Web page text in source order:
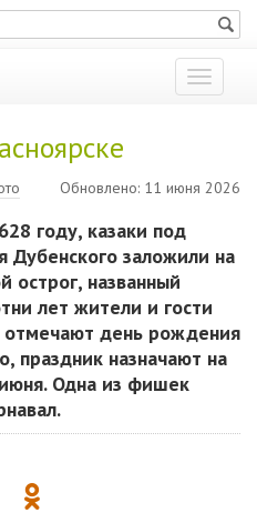
Показать
меню
Обновлено: 11 июня 2026
году, казаки под
заложили на
острог, названный
лет жители и гости
отмечают день рождения
праздник назначают на
Одна из фишек